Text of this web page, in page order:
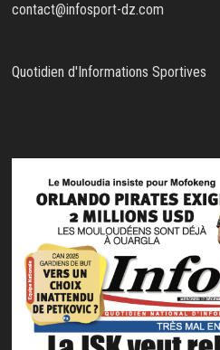
contact@infosport-dz.com
Quotidien d'Informations Sportives